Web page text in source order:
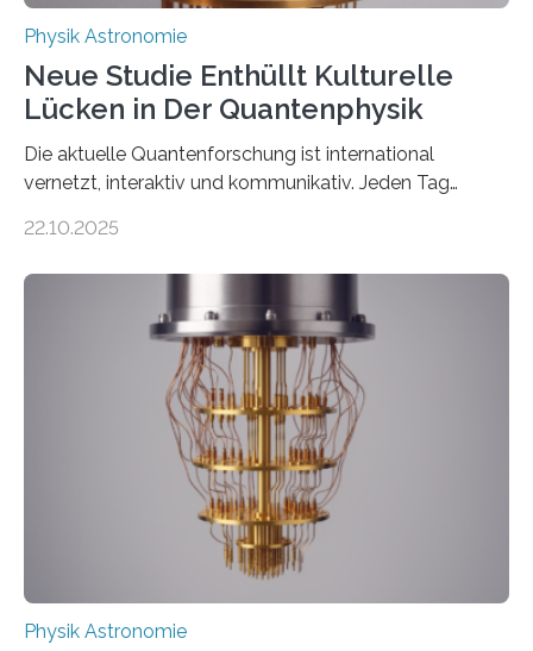
Physik Astronomie
Neue Studie Enthüllt Kulturelle
Lücken in Der Quantenphysik
Die aktuelle Quantenforschung ist international
vernetzt, interaktiv und kommunikativ. Jeden Tag
oft von Autor*innen, die eng zusammenarbeiten. Neue
werden schnell weiterentwickelt. Dies ist der Alltag in
der Forschung der Quantentheorie, die dieses Jahr 100
Jahre alt geworden ist, weshalb die UNESCO 2025 zum
Internationalen Jahr der Quantenwissenschaft und -
technologie ausgerufen hat. Doch nun hat eine
internationale Forschungsgruppe um den
22.10.2025
Physik Astronomie